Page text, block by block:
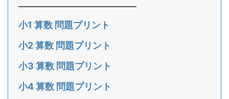
小1 算数 問題プリント
小2 算数 問題プリント
小3 算数 問題プリント
小4 算数 問題プリント